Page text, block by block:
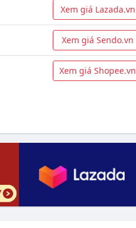
Xem giá Lazada.vn
Xem giá Sendo.vn
Xem giá Shopee.vn